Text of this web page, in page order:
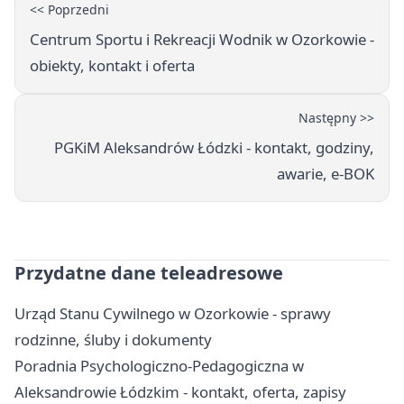
<< Poprzedni
Centrum Sportu i Rekreacji Wodnik w Ozorkowie -
obiekty, kontakt i oferta
Następny >>
PGKiM Aleksandrów Łódzki - kontakt, godziny,
awarie, e-BOK
Przydatne dane teleadresowe
Urząd Stanu Cywilnego w Ozorkowie - sprawy
rodzinne, śluby i dokumenty
Poradnia Psychologiczno-Pedagogiczna w
Aleksandrowie Łódzkim - kontakt, oferta, zapisy